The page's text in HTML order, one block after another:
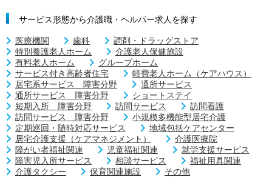
サービス形態から介護職・ヘルパー求人を探す
医療機関 歯科
調剤・ドラッグストア
特別養護老人ホーム
介護老人保健施設
有料老人ホーム
グループホーム
サービス付き高齢者住宅
軽費老人ホーム（ケアハウス）
居宅系サービス 障害分野
通所サービス
通所サービス 障害分野
ショートステイ
短期入所 障害分野
訪問サービス
訪問看護
訪問サービス 障害分野
小規模多機能型居宅介護
定期巡回・随時対応サービス
地域包括ケアセンター
居宅介護支援（ケアマネジメント）
介護医療院
障がい者福祉関連
児童福祉関連
就労支援サービス
障害児入所サービス
相談サービス
福祉用具関連
介護タクシー
保育関連施設 その他